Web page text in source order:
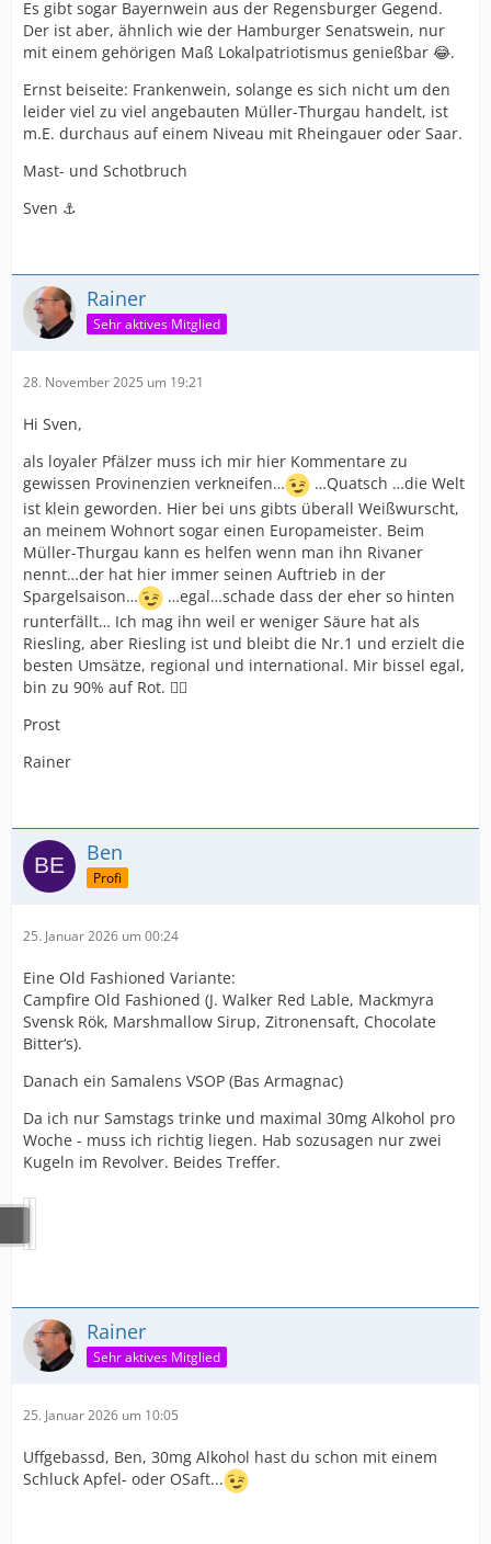
Es gibt sogar Bayernwein aus der Regensburger Gegend.
Der ist aber, ähnlich wie der Hamburger Senatswein, nur
mit einem gehörigen Maß Lokalpatriotismus genießbar 😂.
Ernst beiseite: Frankenwein, solange es sich nicht um den
leider viel zu viel angebauten Müller-Thurgau handelt, ist
m.E. durchaus auf einem Niveau mit Rheingauer oder Saar.
Mast- und Schotbruch
Sven ⚓️
Rainer
Sehr aktives Mitglied
28. November 2025 um 19:21
Hi Sven,
als loyaler Pfälzer muss ich mir hier Kommentare zu
gewissen Provinenzien verkneifen…
…Quatsch …die Welt
ist klein geworden. Hier bei uns gibts überall Weißwurscht,
an meinem Wohnort sogar einen Europameister. Beim
Müller-Thurgau kann es helfen wenn man ihn Rivaner
nennt…der hat hier immer seinen Auftrieb in der
Spargelsaison…
…egal…schade dass der eher so hinten
runterfällt… Ich mag ihn weil er weniger Säure hat als
Riesling, aber Riesling ist und bleibt die Nr.1 und erzielt die
besten Umsätze, regional und international. Mir bissel egal,
bin zu 90% auf Rot. 🤷‍♂️
Prost
Rainer
Ben
Profi
25. Januar 2026 um 00:24
Eine Old Fashioned Variante:
Campfire Old Fashioned (J. Walker Red Lable, Mackmyra
Svensk Rök, Marshmallow Sirup, Zitronensaft, Chocolate
Bitter‘s).
Danach ein Samalens VSOP (Bas Armagnac)
Da ich nur Samstags trinke und maximal 30mg Alkohol pro
Woche - muss ich richtig liegen. Hab sozusagen nur zwei
Kugeln im Revolver. Beides Treffer.
Rainer
Sehr aktives Mitglied
25. Januar 2026 um 10:05
Uffgebassd, Ben, 30mg Alkohol hast du schon mit einem
Schluck Apfel- oder OSaft...